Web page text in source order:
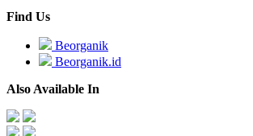
Find Us
Beorganik
Beorganik.id
Also Available In